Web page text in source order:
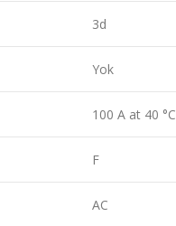
3d
Yok
100 A at 40 °C
F
AC